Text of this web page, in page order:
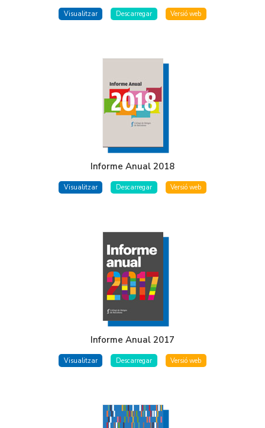
Visualitzar Descarregar Versió web
Informe Anual 2018
Visualitzar Descarregar Versió web
Informe Anual 2017
Visualitzar Descarregar Versió web